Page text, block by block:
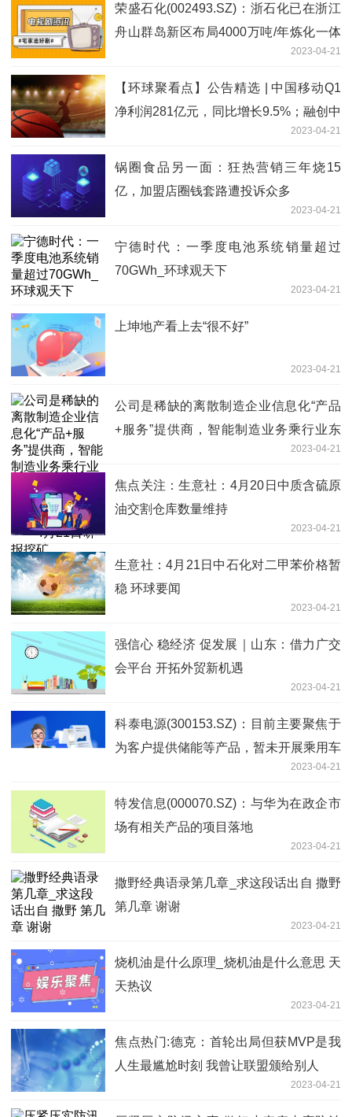
荣盛石化(002493.SZ)：浙石化已在浙江
舟山群岛新区布局4000万吨/年炼化一体
2023-04-21
【环球聚看点】公告精选 | 中国移动Q1
净利润281亿元，同比增长9.5%；融创中
国超过75%债务持有人加入重组支持2023-04-21
锅圈食品另一面：狂热营销三年烧15
亿，加盟店圈钱套路遭投诉众多
2023-04-21
宁德时代：一季度电池系统销量超过
70GWh_环球观天下
2023-04-21
上坤地产看上去“很不好”
2023-04-21
公司是稀缺的离散制造企业信息化“产品
+服务”提供商，智能制造业务乘行业东
风，有望持续高增，泛ERP业务有望稳
步增长——4月21日研报挖矿
2023-04-21
焦点关注：生意社：4月20日中质含硫原
油交割仓库数量维持
2023-04-21
生意社：4月21日中石化对二甲苯价格暂
稳 环球要闻
2023-04-21
强信心 稳经济 促发展｜山东：借力广交
会平台 开拓外贸新机遇
2023-04-21
科泰电源(300153.SZ)：目前主要聚焦于
为客户提供储能等产品，暂未开展乘用车
2023-04-21
特发信息(000070.SZ)：与华为在政企市
场有相关产品的项目落地
2023-04-21
撒野经典语录第几章_求这段话出自 撒野
第几章 谢谢
2023-04-21
烧机油是什么原理_烧机油是什么意思 天
天热议
2023-04-21
焦点热门:德克：首轮出局但获MVP是我
人生最尴尬时刻 我曾让联盟颁给别人
2023-04-21